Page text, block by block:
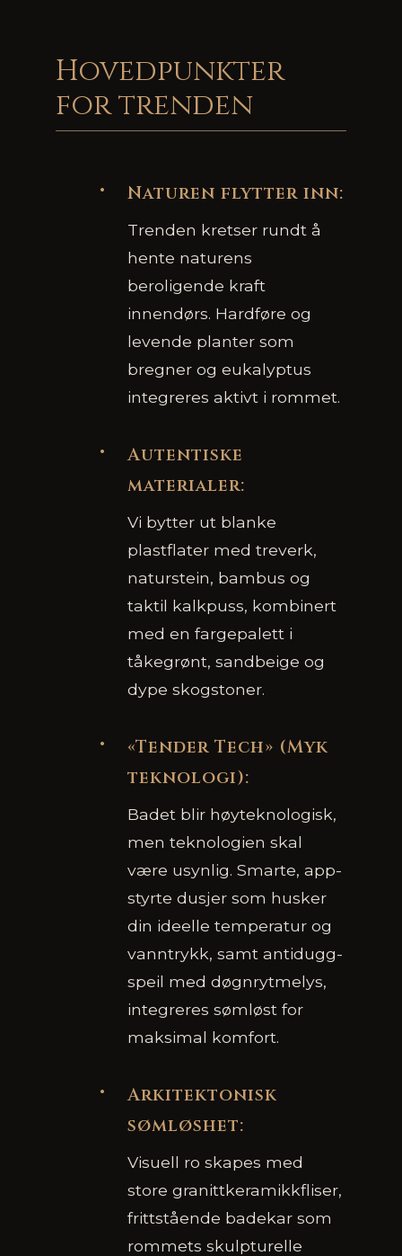
Hovedpunkter
for trenden
Naturen flytter inn:
Trenden kretser rundt å
hente naturens
beroligende kraft
innendørs. Hardføre og
levende planter som
bregner og eukalyptus
integreres aktivt i rommet.
Autentiske
materialer:
Vi bytter ut blanke
plastflater med treverk,
naturstein, bambus og
taktil kalkpuss, kombinert
med en fargepalett i
tåkegrønt, sandbeige og
dype skogstoner.
«Tender Tech» (Myk
teknologi):
Badet blir høyteknologisk,
men teknologien skal
være usynlig. Smarte, app-
styrte dusjer som husker
din ideelle temperatur og
vanntrykk, samt antidugg-
speil med døgnrytmelys,
integreres sømløst for
maksimal komfort.
Arkitektonisk
sømløshet:
Visuell ro skapes med
store granittkeramikkfliser,
frittstående badekar som
rommets skulpturelle